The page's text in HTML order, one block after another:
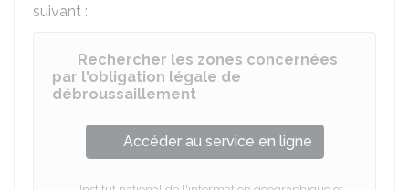
suivant :
Rechercher les zones concernées
par l'obligation légale de
débroussaillement
Accéder au service en ligne